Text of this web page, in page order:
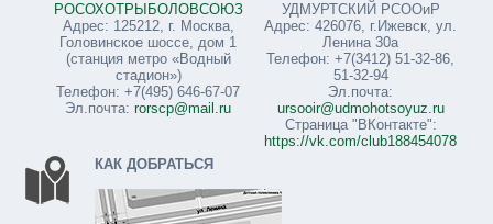
РОСОХОТРЫБОЛОВСОЮЗ
Адрес: 125212, г. Москва,
Головинское шоссе, дом 1
(станция метро «Водный
стадион»)
Телефон: +7(495) 646-67-07
Эл.почта: rorscp@mail.ru
УДМУРТСКИЙ РСООиР
Адрес: 426076, г.Ижевск, ул.
Ленина 30а
Телефон: +7(3412) 51-32-86,
51-32-94
Эл.почта:
ursooir@udmohotsoyuz.ru
Страница "ВКонтакте":
https://vk.com/club188454078
КАК ДОБРАТЬСЯ